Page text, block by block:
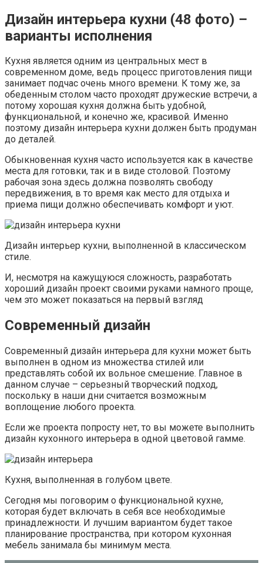
Дизайн интерьера кухни (48 фото) –
варианты исполнения
Кухня является одним из центральных мест в
современном доме, ведь процесс приготовления пищи
занимает подчас очень много времени. К тому же, за
обеденным столом часто проходят дружеские встречи, а
потому хорошая кухня должна быть удобной,
функциональной, и конечно же, красивой. Именно
поэтому дизайн интерьера кухни должен быть продуман
до деталей.
Обыкновенная кухня часто используется как в качестве
места для готовки, так и в виде столовой. Поэтому
рабочая зона здесь должна позволять свободу
передвижения, в то время как место для отдыха и
приема пищи должно обеспечивать комфорт и уют.
Дизайн интерьер кухни, выполненной в классическом
стиле.
И, несмотря на кажущуюся сложность, разработать
хороший дизайн проект своими руками намного проще,
чем это может показаться на первый взгляд
Современный дизайн
Современный дизайн интерьера для кухни может быть
выполнен в одном из множества стилей или
представлять собой их вольное смешение. Главное в
данном случае – серьезный творческий подход,
поскольку в наши дни считается возможным
воплощение любого проекта.
Если же проекта попросту нет, то вы можете выполнить
дизайн кухонного интерьера в одной цветовой гамме.
Кухня, выполненная в голубом цвете.
Сегодня мы поговорим о функциональной кухне,
которая будет включать в себя все необходимые
принадлежности. И лучшим вариантом будет такое
планирование пространства, при котором кухонная
мебель занимала бы минимум места.